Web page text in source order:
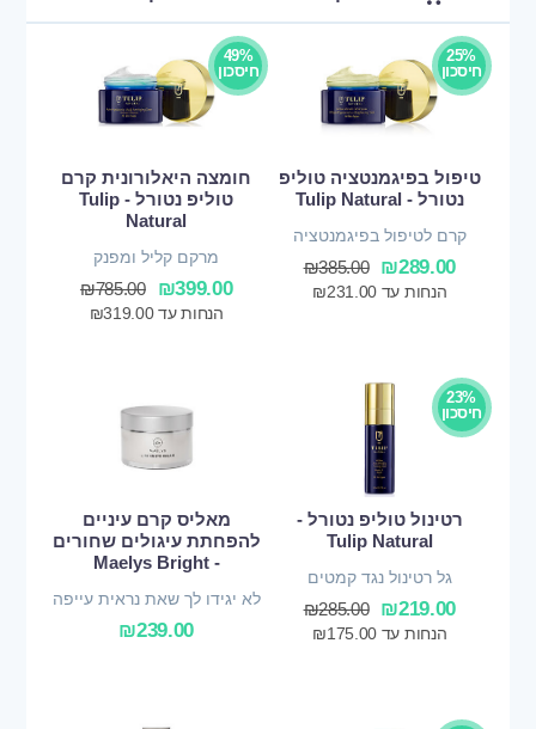
25%
חיסכון
טיפול בפיגמנטציה טוליפ
נטורל - Tulip Natural
קרם לטיפול בפיגמנטציה
₪289.00
₪385.00
הנחות עד ₪231.00
49%
חיסכון
חומצה היאלורונית קרם
טוליפ נטורל - Tulip
Natural
מרקם קליל ומפנק
₪399.00
₪785.00
הנחות עד ₪319.00
23%
חיסכון
רטינול טוליפ נטורל -
Tulip Natural
גל רטינול נגד קמטים
₪219.00
₪285.00
הנחות עד ₪175.00
מאליס קרם עיניים
להפחתת עיגולים שחורים
- Maelys Bright
לא יגידו לך שאת נראית עייפה
₪239.00